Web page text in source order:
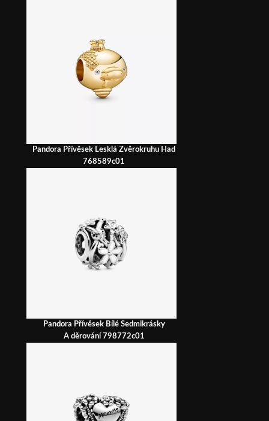
Pandora Přívěsek Lesklá Zvěrokruhu Had
768589c01
Pandora Přívěsek Bílé Sedmikrásky
A děrování 798772c01